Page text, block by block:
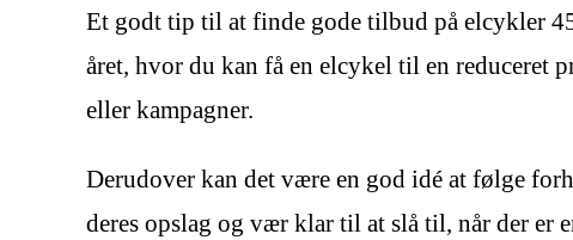
Et godt tip til at finde gode tilbud på elcykler
året, hvor du kan få en elcykel til en reduceret
eller kampagner.
Derudover kan det være en god idé at følge
deres opslag og vær klar til at slå til, når der er